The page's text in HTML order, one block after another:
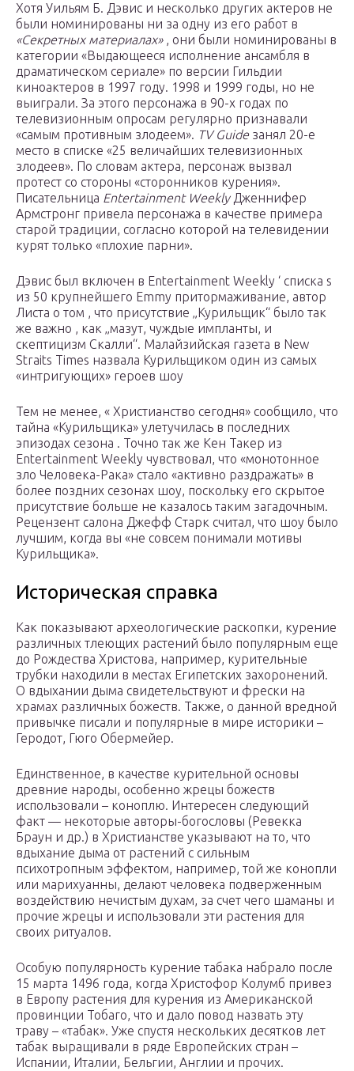
Хотя Уильям Б. Дэвис и несколько других актеров не
были номинированы ни за одну из его работ в
«Секретных материалах» , они были номинированы в
категории «Выдающееся исполнение ансамбля в
драматическом сериале» по версии Гильдии
киноактеров в 1997 году. 1998 и 1999 годы, но не
выиграли. За этого персонажа в 90-х годах по
телевизионным опросам регулярно признавали
«самым противным злодеем». TV Guideзанял 20-е
место в списке «25 величайших телевизионных
злодеев». По словам актера, персонаж вызвал
протест со стороны «сторонников курения».
Писательница Entertainment WeeklyДженнифер
Армстронг привела персонажа в качестве примера
старой традиции, согласно которой на телевидении
курят только «плохие парни».
Дэвис был включен в Entertainment Weekly ‘ списка s
из 50 крупнейшего Emmy притормаживание, автор
Листа о том , что присутствие „Курильщик“ было так
же важно , как „мазут, чуждые импланты, и
скептицизм Скалли“. Малайзийская газета в New
Straits Times назвала Курильщиком один из самых
«интригующих» героев шоу
Тем не менее, « Христианство сегодня» сообщило, что
тайна «Курильщика» улетучилась в последних
эпизодах сезона . Точно так же Кен Такер из
Entertainment Weekly чувствовал, что «монотонное
зло Человека-Рака» стало «активно раздражать» в
более поздних сезонах шоу, поскольку его скрытое
присутствие больше не казалось таким загадочным.
Рецензент салона Джефф Старк считал, что шоу было
лучшим, когда вы «не совсем понимали мотивы
Курильщика».
Историческая справка
Как показывают археологические раскопки, курение
различных тлеющих растений было популярным еще
до Рождества Христова, например, курительные
трубки находили в местах Египетских захоронений.
О вдыхании дыма свидетельствуют и фрески на
храмах различных божеств. Также, о данной вредной
привычке писали и популярные в мире историки –
Геродот, Гюго Обермейер.
Единственное, в качестве курительной основы
древние народы, особенно жрецы божеств
использовали – коноплю. Интересен следующий
факт — некоторые авторы-богословы (Ревекка
Браун и др.) в Христианстве указывают на то, что
вдыхание дыма от растений с сильным
психотропным эффектом, например, той же конопли
или марихуанны, делают человека подверженным
воздействию нечистым духам, за счет чего шаманы и
прочие жрецы и использовали эти растения для
своих ритуалов.
Особую популярность курение табака набрало после
15 марта 1496 года, когда Христофор Колумб привез
в Европу растения для курения из Американской
провинции Тобаго, что и дало повод назвать эту
траву – «табак». Уже спустя нескольких десятков лет
табак выращивали в ряде Европейских стран –
Испании, Италии, Бельгии, Англии и прочих.